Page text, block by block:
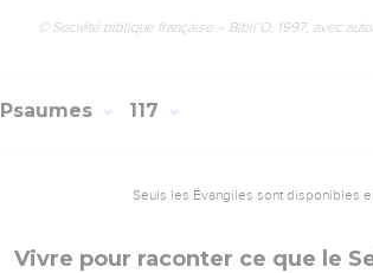
© Société biblique française – Bibli’O, 1997, avec
Psaumes 117
Seuls les Évangiles sont disponibles
Vivre pour raconter ce que le